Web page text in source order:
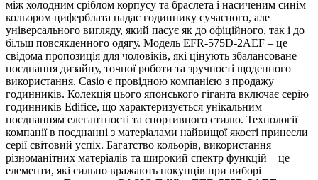
між холодним сріблом корпусу та браслета і насиченим синім
кольором циферблата надає годиннику сучасного, але
універсального вигляду, який пасує як до офіційного, так і до
більш повсякденного одягу. Модель EFR-575D-2AEF – це
свідома пропозиція для чоловіків, які цінують збалансоване
поєднання дизайну, точної роботи та зручності щоденного
використання. Casio є провідною компанією з продажу
годинників. Колекція цього японського гіганта включає серію
годинників Edifice, що характеризується унікальним
поєднанням елегантності та спортивного стилю. Технології
компанії в поєднанні з матеріалами найвищої якості принесли
серії світовий успіх. Багатство кольорів, використання
різноманітних матеріалів та широкий спектр функцій – це
елементи, які сильно вражають покупців при виборі